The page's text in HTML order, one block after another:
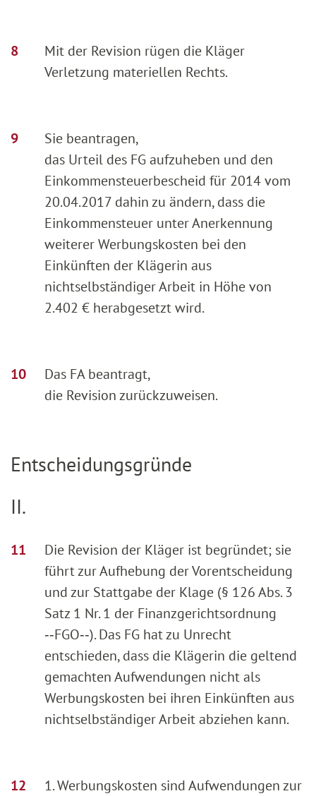
Mit der Revision rügen die Kläger
Verletzung materiellen Rechts.
Sie beantragen,
das Urteil des FG aufzuheben und den
Einkommensteuerbescheid für 2014 vom
20.04.2017 dahin zu ändern, dass die
Einkommensteuer unter Anerkennung
weiterer Werbungskosten bei den
Einkünften der Klägerin aus
nichtselbständiger Arbeit in Höhe von
2.402 € herabgesetzt wird.
Das FA beantragt,
die Revision zurückzuweisen.
Entscheidungsgründe
II.
Die Revision der Kläger ist begründet; sie
führt zur Aufhebung der Vorentscheidung
und zur Stattgabe der Klage (§ 126 Abs. 3
Satz 1 Nr. 1 der Finanzgerichtsordnung
‑‑FGO‑‑). Das FG hat zu Unrecht
entschieden, dass die Klägerin die geltend
gemachten Aufwendungen nicht als
Werbungskosten bei ihren Einkünften aus
nichtselbständiger Arbeit abziehen kann.
1. Werbungskosten sind Aufwendungen zur